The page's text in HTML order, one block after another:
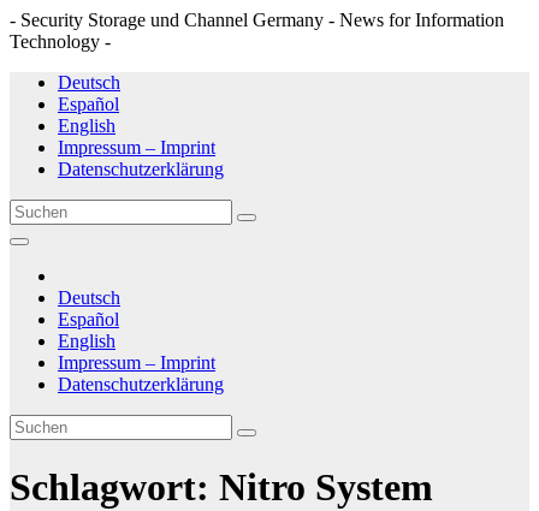
- Security Storage und Channel Germany - News for Information
Technology -
Zum
Inhalt
springen
Deutsch
Español
English
Impressum – Imprint
Datenschutzerklärung
Deutsch
Español
English
Impressum – Imprint
Datenschutzerklärung
Schlagwort: Nitro System